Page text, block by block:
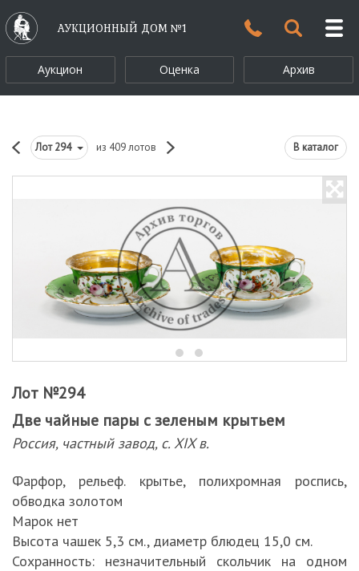
АУКЦИОННЫЙ ДОМ №1
Аукцион Оценка Архив
Лот294 из 409 лотов В каталог
Лот №294
Две чайные пары с зеленым крытьем
Россия, частный завод, с. XIX в.
Фарфор, рельеф. крытье, полихромная роспись,
обводка золотом
Марок нет
Высота чашек 5,3 см., диаметр блюдец 15,0 см.
Сохранность: незначительный скольчик на одном